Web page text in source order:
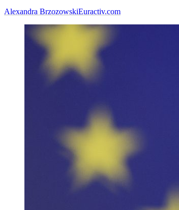
Alexandra BrzozowskiEuractiv.com